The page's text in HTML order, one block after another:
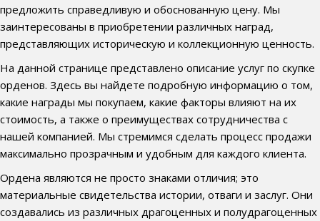
предложить справедливую и обоснованную цену. Мы
заинтересованы в приобретении различных наград,
представляющих историческую и коллекционную ценность.
На данной странице представлено описание услуг по скупке
орденов. Здесь вы найдете подробную информацию о том,
какие награды мы покупаем, какие факторы влияют на их
стоимость, а также о преимуществах сотрудничества с
нашей компанией. Мы стремимся сделать процесс продажи
максимально прозрачным и удобным для каждого клиента.
Ордена являются не просто знаками отличия; это
материальные свидетельства истории, отваги и заслуг. Они
создавались из различных драгоценных и полудрагоценных